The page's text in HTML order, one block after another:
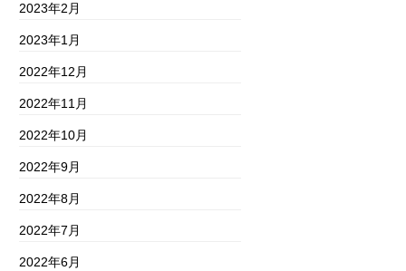
2023年2月
2023年1月
2022年12月
2022年11月
2022年10月
2022年9月
2022年8月
2022年7月
2022年6月